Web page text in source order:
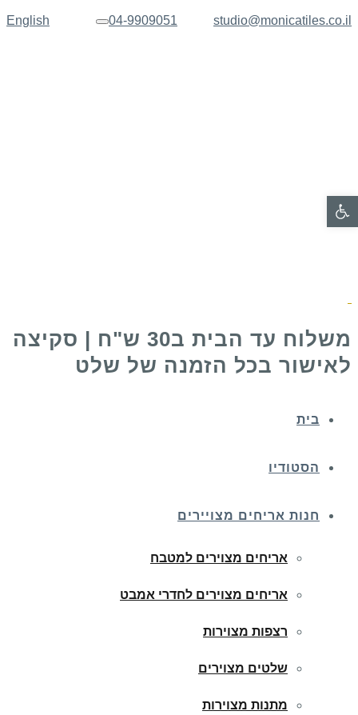
English studio@monicatiles.co.il
04-9909051 תפריט
משלוח עד הבית ב30 ש"ח | סקיצה
לאישור בכל הזמנה של שלט
בית
הסטודיו
חנות אריחים מצויירים
אריחים מצוירים למטבח
אריחים מצוירים לחדרי אמבט
רצפות מצוירות
שלטים מצוירים
מתנות מצוירות
פתח סרגל נגישות